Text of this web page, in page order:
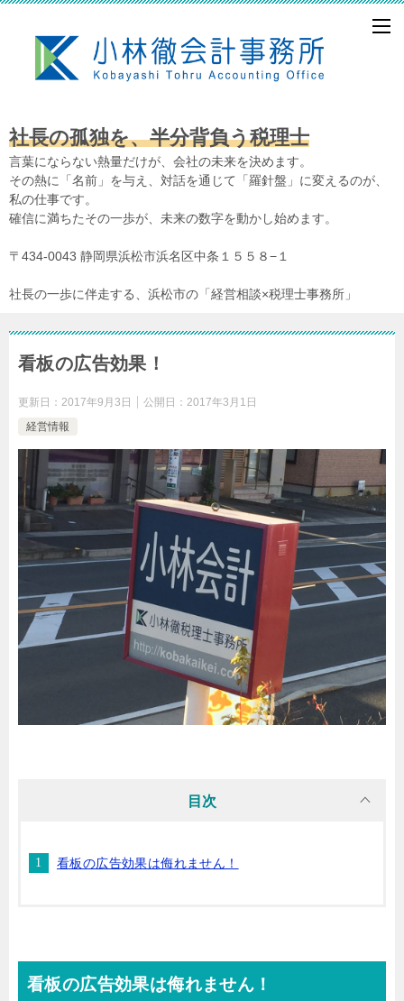
社長の孤独を、半分背負う税理士
言葉にならない熱量だけが、会社の未来を決めます。
その熱に「名前」を与え、対話を通じて「羅針盤」に変えるのが、
私の仕事です。
確信に満ちたその一歩が、未来の数字を動かし始めます。
〒434-0043 静岡県浜松市浜名区中条１５５８−１
社長の一歩に伴走する、浜松市の「経営相談×税理士事務所」
看板の広告効果！
更新日： 2017年9月3日 公開日： 2017年3月1日
経営情報
目次
看板の広告効果は侮れません！
看板の広告効果は侮れません！